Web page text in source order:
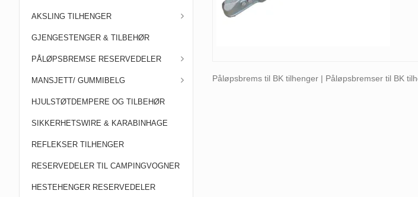
AKSLING TILHENGER
GJENGESTENGER & TILBEHØR
PÅLØPSBREMSE RESERVEDELER
MANSJETT/ GUMMIBELG
HJULSTØTDEMPERE OG TILBEHØR
SIKKERHETSWIRE & KARABINHAGE
REFLEKSER TILHENGER
RESERVEDELER TIL CAMPINGVOGNER
HESTEHENGER RESERVEDELER
Påløpsbrems til BK tilhenger | Påløpsbremser til BK